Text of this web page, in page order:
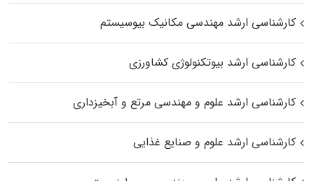
کارشناسی ارشد مهندسی مکانیک بیوسیستم
کارشناسی ارشد بیوتکنولوژی کشاورزی
کارشناسی ارشد علوم و مهندسی مرتع و آبخیزداری
کارشناسی ارشد علوم و صنایع غذایی